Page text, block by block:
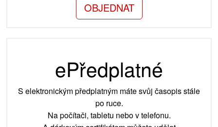
OBJEDNAT
ePředplatné
S elektronickým předplatným máte svůj časopis stále
po ruce.
Na počítači, tabletu nebo v telefonu.